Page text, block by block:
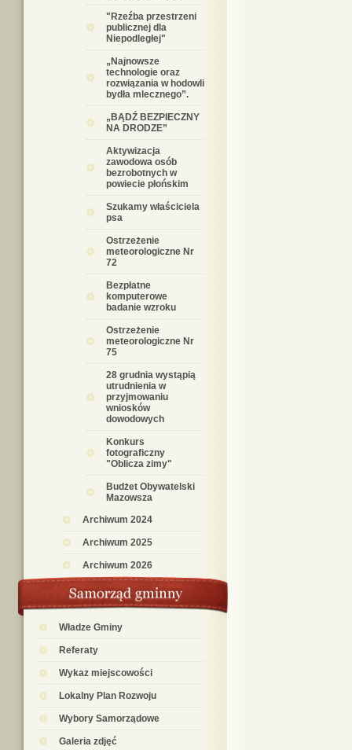
"Rzeźba przestrzeni
publicznej dla
Niepodległej"
„Najnowsze
technologie oraz
rozwiązania w hodowli
bydła mlecznego”.
„BĄDŹ BEZPIECZNY
NA DRODZE”
Aktywizacja
zawodowa osób
bezrobotnych w
powiecie płońskim
Szukamy właściciela
psa
Ostrzeżenie
meteorologiczne Nr
72
Bezpłatne
komputerowe
badanie wzroku
Ostrzeżenie
meteorologiczne Nr
75
28 grudnia wystąpią
utrudnienia w
przyjmowaniu
wniosków
dowodowych
Konkurs
fotograficzny
"Oblicza zimy"
Budżet Obywatelski
Mazowsza
Archiwum 2024
Archiwum 2025
Archiwum 2026
Władze Gminy
Referaty
Wykaz miejscowości
Lokalny Plan Rozwoju
Wybory Samorządowe
Galeria zdjęć